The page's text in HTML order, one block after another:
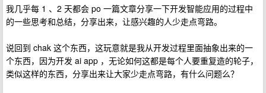
我几乎每 1 、2 天都会 po 一篇文章分享一下开发智能应用的过程中
的一些思考和总结，分享出来，让感兴趣的人少走点弯路。
说回到 chak 这个东西，这玩意就是我从开发过程里面抽象出来的一
个东西，因为开发 ai app ，无论如何这都是每个人要重复造的轮子，
类似这样的东西，分享出来让大家少走点弯路，有什么问题么？